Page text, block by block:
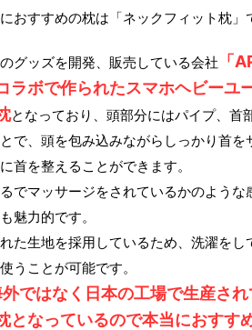
おすすめの枕は「ネックフィット枕」
グッズを開発、販売している会社 「
ラボで作られたスマホヘビーユ
となっており、頭部分にはパイプ、首
で、頭を包み込みながらしっかり首
首を整えることができます。
でマッサージをされているかのような
魅力的です。
た生地を採用しているため、洗濯を
うことが可能です。
ではなく日本の工場で生産さ
となっているので本当におすす